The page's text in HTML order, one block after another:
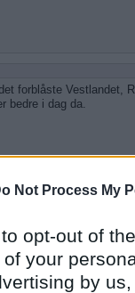
Not Process My
opt-out of
your
by
forblåste Vestlandet,
bedre i dag da.